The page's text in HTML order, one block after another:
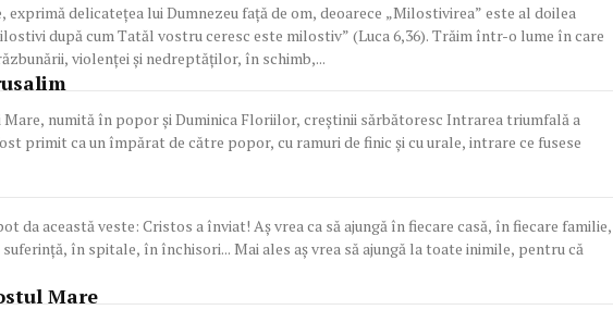
delicateţea lui Dumnezeu faţă de om, deoarece „Milostivirea” este al doilea
după cum Tatăl vostru ceresc este milostiv” (Luca 6,36). Trăim într-o lume în care
violenţei şi nedreptăților, în schimb,...
Mare, numită în popor şi Duminica Floriilor, creştinii sărbătoresc Intrarea triumfală a
primit ca un împărat de către popor, cu ramuri de finic şi cu urale, intrare ce fusese
da această veste: Cristos a înviat! Aş vrea ca să ajungă în fiecare casă, în fiecare familie,
în spitale, în închisori... Mai ales aş vrea să ajungă la toate inimile, pentru că
Mare